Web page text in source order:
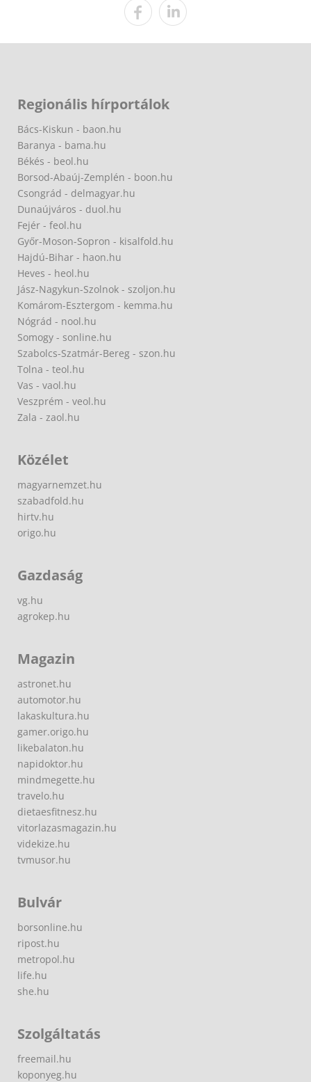
Regionális hírportálok
Bács-Kiskun - baon.hu
Baranya - bama.hu
Békés - beol.hu
Borsod-Abaúj-Zemplén - boon.hu
Csongrád - delmagyar.hu
Dunaújváros - duol.hu
Fejér - feol.hu
Győr-Moson-Sopron - kisalfold.hu
Hajdú-Bihar - haon.hu
Heves - heol.hu
Jász-Nagykun-Szolnok - szoljon.hu
Komárom-Esztergom - kemma.hu
Nógrád - nool.hu
Somogy - sonline.hu
Szabolcs-Szatmár-Bereg - szon.hu
Tolna - teol.hu
Vas - vaol.hu
Veszprém - veol.hu
Zala - zaol.hu
Közélet
magyarnemzet.hu
szabadfold.hu
hirtv.hu
origo.hu
Gazdaság
vg.hu
agrokep.hu
Magazin
astronet.hu
automotor.hu
lakaskultura.hu
gamer.origo.hu
likebalaton.hu
napidoktor.hu
mindmegette.hu
travelo.hu
dietaesfitnesz.hu
vitorlazasmagazin.hu
videkize.hu
tvmusor.hu
Bulvár
borsonline.hu
ripost.hu
metropol.hu
life.hu
she.hu
Szolgáltatás
freemail.hu
koponyeg.hu